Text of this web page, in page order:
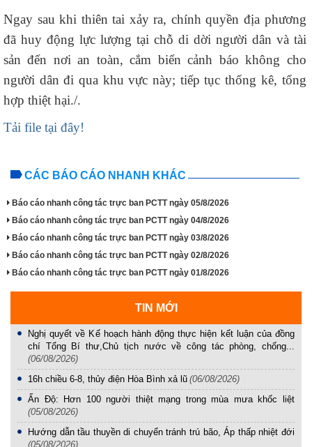
Ngay sau khi thiên tai xảy ra, chính quyền địa phương
đã huy động lực lượng tại chỗ di dời người dân và tài
sản đến nơi an toàn, cắm biển cảnh báo không cho
người dân đi qua khu vực này; tiếp tục thống kê, tổng
hợp thiệt hại./.
Tải file tại đây!
CÁC BÁO CÁO NHANH KHÁC
Báo cáo nhanh công tác trực ban PCTT ngày 05/8/2026
Báo cáo nhanh công tác trực ban PCTT ngày 04/8/2026
Báo cáo nhanh công tác trực ban PCTT ngày 03/8/2026
Báo cáo nhanh công tác trực ban PCTT ngày 02/8/2026
Báo cáo nhanh công tác trực ban PCTT ngày 01/8/2026
TIN MỚI
Nghị quyết về Kế hoạch hành động thực hiện kết luận của đồng
chí Tổng Bí thư,Chủ tịch nước về công tác phòng, chống...
(06/08/2026)
16h chiều 6-8, thủy điện Hòa Bình xả lũ (06/08/2026)
Ấn Độ: Hơn 100 người thiệt mạng trong mùa mưa khốc liệt
(05/08/2026)
Hướng dẫn tầu thuyền di chuyển tránh trú bão, Áp thấp nhiệt đới
(05/08/2026)